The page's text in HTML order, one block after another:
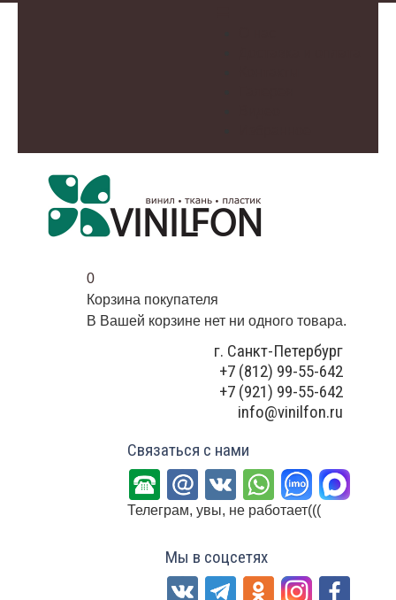
0
Корзина покупателя
В Вашей корзине нет ни одного товара.
г. Санкт-Петербург
+7 (812) 99-55-642
+7 (921) 99-55-642
info@vinilfon.ru
Связаться с нами
Телеграм, увы, не работает(((
Мы в соцсетях